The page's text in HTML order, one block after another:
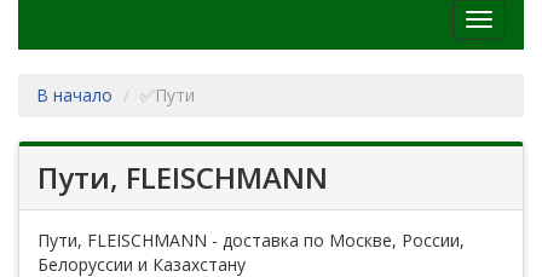
Модели
В начало
✅Пути
Пути, FLEISCHMANN
Пути, FLEISCHMANN - доставка по Москве, России,
Белоруссии и Казахстану